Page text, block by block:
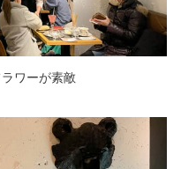
ワーが素敵